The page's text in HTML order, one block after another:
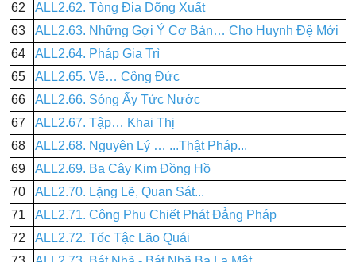
62
ALL2.62. Tòng Địa Dõng Xuất
63
ALL2.63. Những Gợi Ý Cơ Bản… Cho Huynh Đệ Mới
64
ALL2.64. Pháp Gia Trì
65
ALL2.65. Về… Công Đức
66
ALL2.66. Sóng Ấy Tức Nước
67
ALL2.67. Tập… Khai Thị
68
ALL2.68. Nguyên Lý … ...Thật Pháp...
69
ALL2.69. Ba Cây Kim Đồng Hồ
70
ALL2.70. Lặng Lẽ, Quan Sát...
71
ALL2.71. Công Phu Chiết Phát Đẳng Pháp
72
ALL2.72. Tốc Tậc Lão Quái